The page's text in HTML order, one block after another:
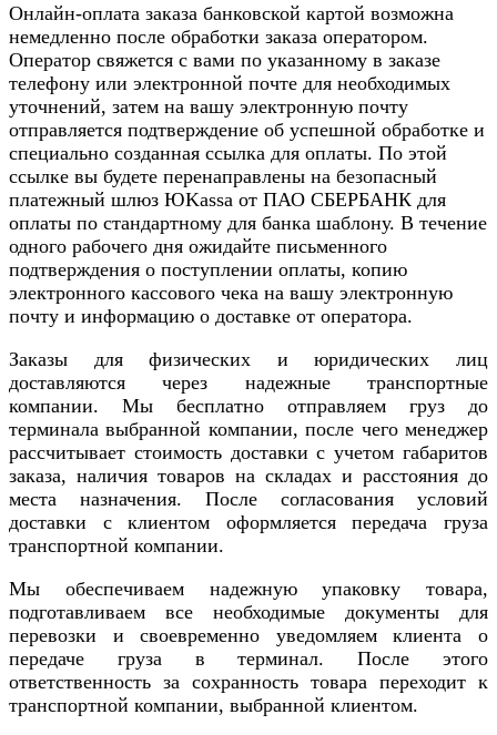
Онлайн-оплата заказа банковской картой возможна
немедленно после обработки заказа оператором.
Оператор свяжется с вами по указанному в заказе
телефону или электронной почте для необходимых
уточнений, затем на вашу электронную почту
отправляется подтверждение об успешной обработке и
специально созданная ссылка для оплаты. По этой
ссылке вы будете перенаправлены на безопасный
платежный шлюз ЮKassa от ПАО СБЕРБАНК для
оплаты по стандартному для банка шаблону. В течение
одного рабочего дня ожидайте письменного
подтверждения о поступлении оплаты, копию
электронного кассового чека на вашу электронную
почту и информацию о доставке от оператора.
Заказы для физических и юридических лиц
доставляются через надежные транспортные
компании. Мы бесплатно отправляем груз до
терминала выбранной компании, после чего менеджер
рассчитывает стоимость доставки с учетом габаритов
заказа, наличия товаров на складах и расстояния до
места назначения. После согласования условий
доставки с клиентом оформляется передача груза
транспортной компании.
Мы обеспечиваем надежную упаковку товара,
подготавливаем все необходимые документы для
перевозки и своевременно уведомляем клиента о
передаче груза в терминал. После этого
ответственность за сохранность товара переходит к
транспортной компании, выбранной клиентом.